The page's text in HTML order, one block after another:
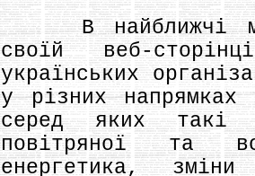
В найближчі
своїй веб-
українських
у різних
серед яких такі
повітряної та
енергетика,